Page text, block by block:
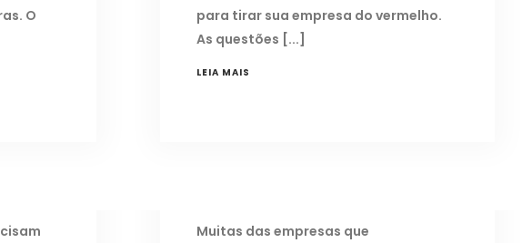
O
para tirar sua empresa do vermelho.
As questões
LEIA MAIS
Muitas das empresas que